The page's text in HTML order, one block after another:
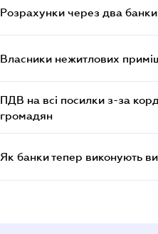
Розрахунки через два банки
Власники нежитлових
ПДВ на всі посилки з-за
громадян
Як банки тепер виконують